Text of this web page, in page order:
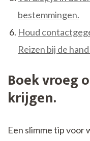
bestemmingen.
Houd
Reizen bij de
Boek vroeg
krijgen.
Een slimme tip voor